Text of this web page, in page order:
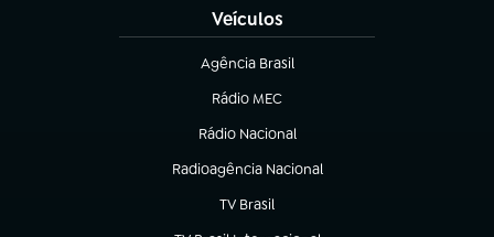
Veículos
Agência Brasil
(abre em nova aba)
Rádio MEC
(abre em nova aba)
Rádio Nacional
Radioagência Nacional
(abre em nova aba)
TV Brasil
(abre em nova aba)